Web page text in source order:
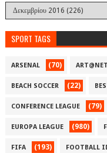
SPORT TAGS
ARSENAL (70) ART@NET
BEACH SOCCER (22)
CONFERENCE LEAGUE (79)
EUROPA LEAGUE (980)
FIFA (193) FOOTBALL